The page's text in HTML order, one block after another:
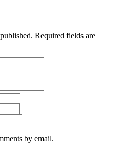
Required fields are
by email.